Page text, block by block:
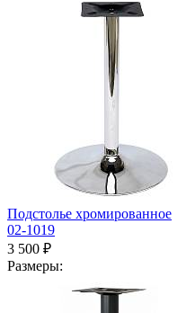
Подстолье хромированное
02-1019
3 500 ₽
Размеры: